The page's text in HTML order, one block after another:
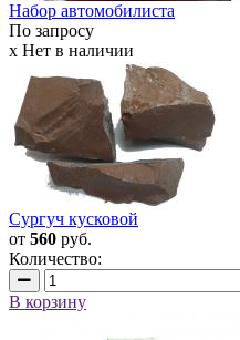
Набор автомобилиста
По запросу
x Нет в наличии
Сургуч кусковой
от 560 руб.
Количество:
В корзину